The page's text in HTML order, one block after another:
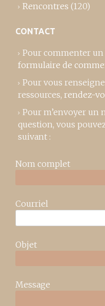
Rencontres (120)
CONTACT
Pour commenter
formulaire de
Pour vous
ressources, rendez-
Pour m’envoyer un
question, vous
suivant :
Nom complet
Courriel
Objet
Message